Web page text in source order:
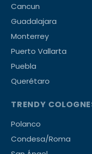
Cancun
Guadalajara
Monterrey
Puerto Vallarta
Puebla
Querétaro
TRENDY
Polanco
Condesa/Roma